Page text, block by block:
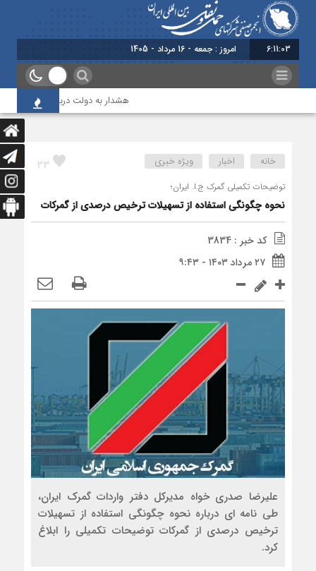
6:11:04
هشدار به دولت درباره حمل‌ونقل
33 خانه اخبار ویژه خبری
توضیحات تکمیلی گمرک ج.ا. ایران؛
نحوه چگونگی استفاده از تسهیلات ترخیص درصدی از گمرکات
کد خبر : 3834
۲۷ مرداد ۱۴۰۳ - ۹:۴۳
علیرضا صدری خواه مدیرکل دفتر واردات گمرک ایران،
طی نامه ای درباره نحوه چگونگی استفاده از تسهیلات
ترخیص درصدی از گمرکات توضیحات تکمیلی را ابلاغ
کرد.